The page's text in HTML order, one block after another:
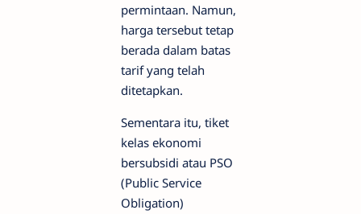
permintaan. Namun,
harga tersebut tetap
berada dalam batas
tarif yang telah
ditetapkan.
Sementara itu, tiket
kelas ekonomi
bersubsidi atau PSO
(Public Service
Obligation)